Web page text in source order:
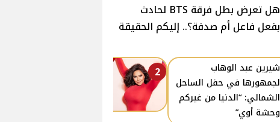
هل تعرض بطل فرقة BTS لحادث
بفعل فاعل أم صدفة؟.. إليكم الحقيقة
2
شيرين عبد الوهاب
لجمهورها في حفل الساحل
الشمالي: “الدنيا من غيركم
وحشة أوي”